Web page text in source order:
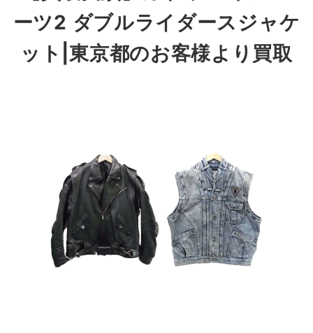
ーツ2 ダブルライダースジャケ
ット|東京都のお客様より買取